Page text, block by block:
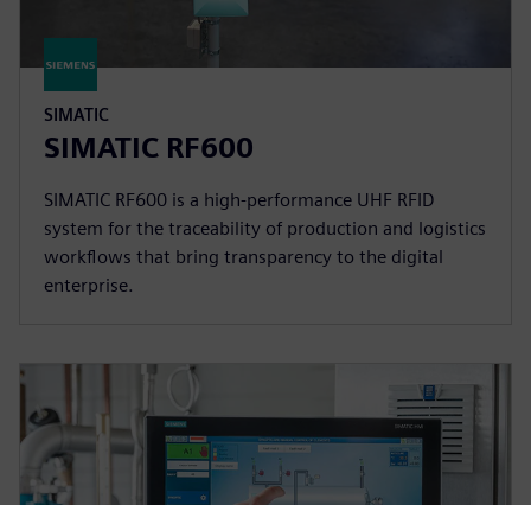
SIMATIC
SIMATIC RF600
SIMATIC RF600 is a high-performance UHF RFID
system for the traceability of production and logistics
workflows that bring transparency to the digital
enterprise.